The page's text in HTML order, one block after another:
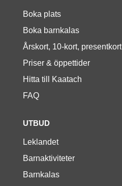
Boka plats
Boka barnkalas
Årskort, 10-kort, presentkort
Priser & öppettider
Hitta till Kaatach
FAQ
UTBUD
Leklandet
Barnaktiviteter
Barnkalas